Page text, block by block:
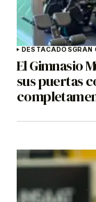
DESTACADOSGRAN
El Gimnasio
sus puertas